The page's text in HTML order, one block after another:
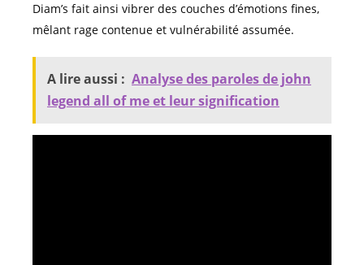
Diam’s fait ainsi vibrer des couches d’émotions fines,
mêlant rage contenue et vulnérabilité assumée.
A lire aussi : Analyse des paroles de john
legend all of me et leur signification